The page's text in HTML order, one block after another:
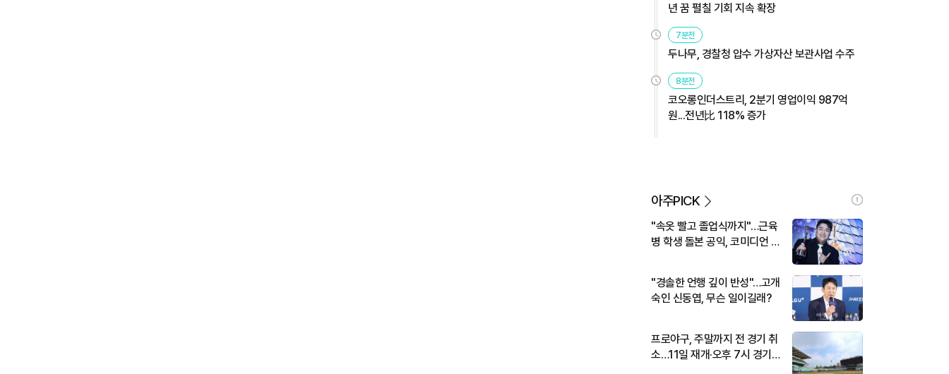
년 꿈 펼칠 기회 지속 확장
7분전
두나무, 경찰청 압수 가상자산 보관사업 수주
8분전
코오롱인더스트리, 2분기 영업이익 987억
원...전년比 118% 증가
아주PICK
"속옷 빨고 졸업식까지"…근육
병 학생 돌본 공익, 코미디언 김
"경솔한 언행 깊이 반성"…고개
숙인 신동엽, 무슨 일이길래?
프로야구, 주말까지 전 경기 취
소…11일 재개·오후 7시 경기